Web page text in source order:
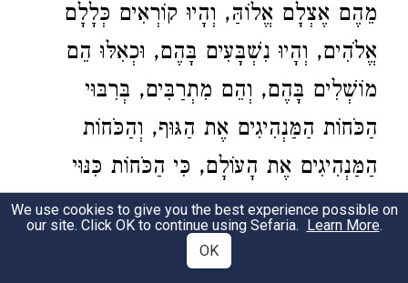
מֵהֶם אֶצְלָם אֱלוֹהַּ, וְהָיוּ קוֹרְאִים כְּלָלָם
אֱלֹהִים, וְהָיוּ נִשְׁבָּעִים בָּהֶם, וּכְאִלּוּ הֵם
מוֹשְׁלִים בָּהֶם, וְהֵם מִתְרַבִּים, בְּרִבּוּי
הַכֹּחוֹת הַמַּנְהִיגִים אֶת הַגּוּף, וְהַכֹּחוֹת
הַמַּנְהִיגִים אֶת הָעוֹלָם, כִּי הַכֹּחוֹת כִּנּוּי
לְסִבּוֹת הַתְּנוּעוֹת, כִּי כָל תְּנוּעָה הִיא בָאָה
מִכֹּחַ זוּלָתִי כֹחַ הַתְּנוּעָה הָאַחֶרֶת, כִּי גַלְגַּל
We use cookies to give you the best experience possible on
our site. Click OK to continue using Sefaria. Learn More.
OK